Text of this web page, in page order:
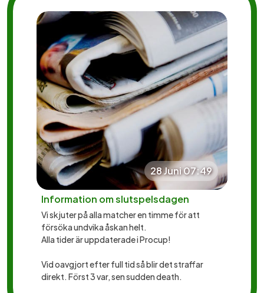
28 Juni 07:49
Information om slutspelsdagen
Vi skjuter på alla matcher en timme för att
försöka undvika åskan helt.
Alla tider är uppdaterade i Procup!
Vid oavgjort efter full tid så blir det straffar
direkt. Först 3 var, sen sudden death.